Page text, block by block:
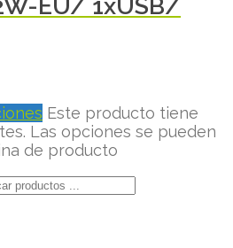
EU/ 1xUSB/
Este producto tiene
Las opciones se pueden
de producto